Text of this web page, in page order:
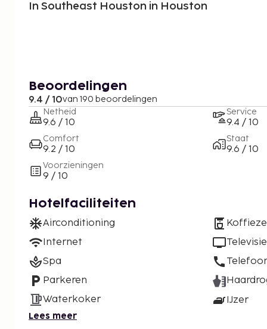
In Southeast Houston in Houston
Beoordelingen
9.4 / 10van 190 beoordelingen
Netheid
9.6 / 10
Comfort
9.2 / 10
Voorzieningen
9 / 10
Service
9.4 / 10
Staat
9.6 / 10
Hotelfaciliteiten
Airconditioning
Internet
Spa
Parkeren
Waterkoker
Televisie
IJzer
Lees meer